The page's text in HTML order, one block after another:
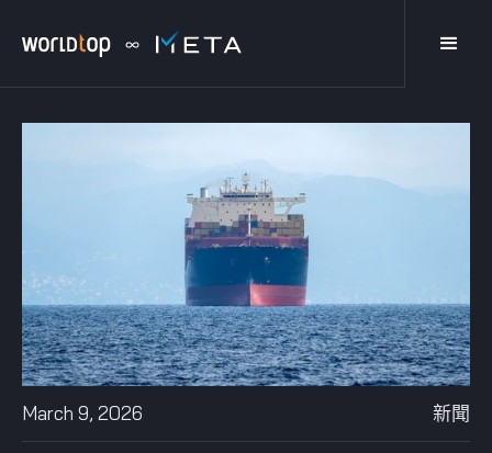
March 9, 2026 新聞